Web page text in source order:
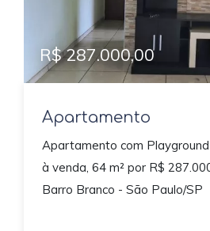
R$ 287.000,00
Apartamento
Apartamento com
à venda, 64 m² por R$
Barro Branco - São Paulo/SP